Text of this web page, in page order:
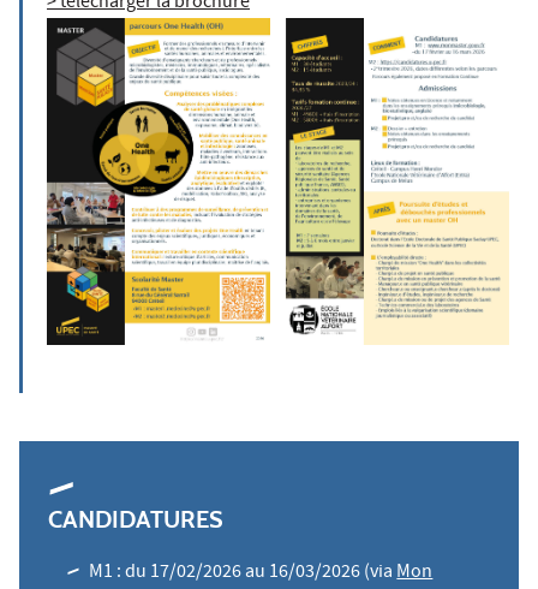
CANDIDATURES
M1 : du 17/02/2026 au 16/03/2026 (viaMon